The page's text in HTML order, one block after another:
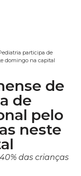
participa de
domingo na capital
de
de
pelo
neste
das crianças